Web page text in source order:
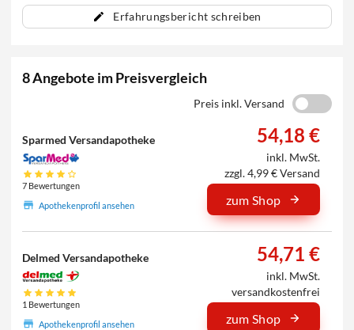
Erfahrungsbericht schreiben
8 Angebote im Preisvergleich
Preis inkl. Versand
Sparmed Versandapotheke
7 Bewertungen
Apothekenprofil ansehen
54,18 €
inkl. MwSt.
zzgl. 4,99 € Versand
zum Shop
Delmed Versandapotheke
1 Bewertungen
Apothekenprofil ansehen
54,71 €
inkl. MwSt.
versandkostenfrei
zum Shop